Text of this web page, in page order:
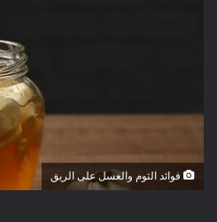
فوائد الثوم والعسل على الريق